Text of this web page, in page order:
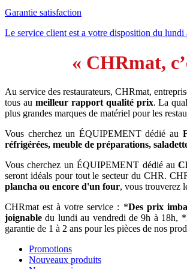
Garantie satisfaction
Le service client est a votre disposition du lundi
« CHRmat,
Au service des restaurateurs, CHRmat,
tous au meilleur rapport qualité prix. La
plus grandes marques de matériel pour les
Vous cherchez un ÉQUIPEMENT dédié au
réfrigérées, meuble de préparations,
Vous cherchez un ÉQUIPEMENT dédié au
seront idéals pour tout le secteur du CHR.
plancha ou encore d'un four, vous trouverez
CHRmat est à votre service : *Des prix
joignable du lundi au vendredi de 9h à 18h,
garantie de 1 à 2 ans pour les pièces de nos
Promotions
Nouveaux produits